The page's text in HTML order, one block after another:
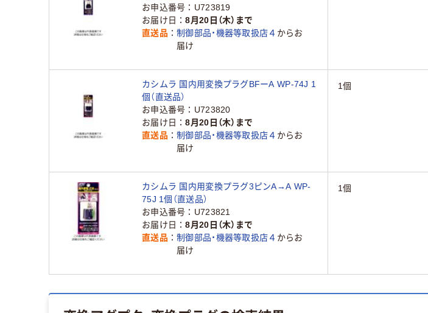
お申込番号
U723819
お届け日
8月20日（木）まで
直送品
制御部品・機器等取扱店４ からお
届け
カシムラ 国内用変換プラグBFーA WP-74J 1
個（直送品）
お申込番号
U723820
お届け日
8月20日（木）まで
直送品
制御部品・機器等取扱店４ からお
届け
1個
カシムラ 国内用変換プラグ3ピンA→A WP-
75J 1個（直送品）
お申込番号
U723821
お届け日
8月20日（木）まで
直送品
制御部品・機器等取扱店４ からお
届け
1個